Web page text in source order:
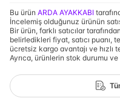
Bu ürün ARDA AYAKKABI
İncelemiş olduğunuz ürünün
Bir ürün, farklı satıcılar
belirledikleri fiyat, satıcı puanı,
ücretsiz kargo avantajı ve hızlı
Ayrıca, ürünlerin stok durumu